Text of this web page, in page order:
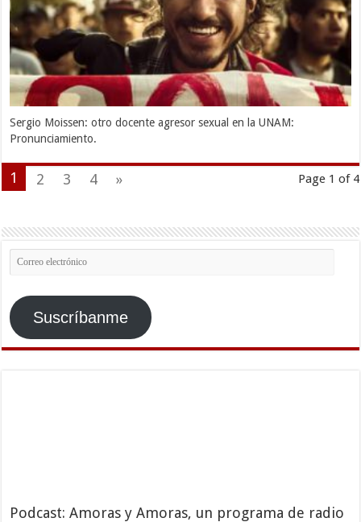
Sergio Moissen: otro docente agresor sexual en la UNAM:
Pronunciamiento.
Page 1 of 4
1 2 3 4 »
Correo
electrónico
Suscríbanme
Podcast: Amoras y Amoras, un programa de radio